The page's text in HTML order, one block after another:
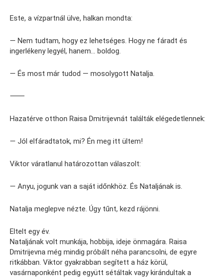
Este, a vízpartnál ülve, halkan mondta:
— Nem tudtam, hogy ez lehetséges. Hogy ne fáradt és
ingerlékeny legyél, hanem… boldog.
— És most már tudod — mosolygott Natalja.
⸻
Hazatérve otthon Raisa Dmitrijevnát találták elégedetlennek:
— Jól elfáradtatok, mi? Én meg itt ültem!
Viktor váratlanul határozottan válaszolt:
— Anyu, jogunk van a saját időnkhöz. És Nataljának is.
Natalja meglepve nézte. Úgy tűnt, kezd rájönni.
Eltelt egy év.
Nataljának volt munkája, hobbija, ideje önmagára. Raisa
Dmitrijevna még mindig próbált néha parancsolni, de egyre
ritkábban. Viktor gyakrabban segített a ház körül,
vasárnaponként pedig együtt sétáltak vagy kirándultak a